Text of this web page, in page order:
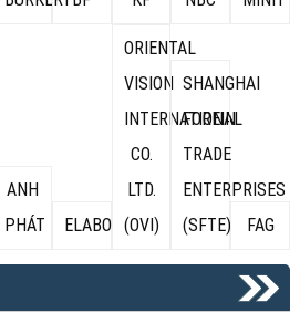
ANH
PHÁT
ELABO
ORIENTAL
VISION
INTERNATIONAL
CO.
LTD.
(OVI)
SHANGHAI
FOREIN
TRADE
ENTERPRISES
(SFTE)
FAG